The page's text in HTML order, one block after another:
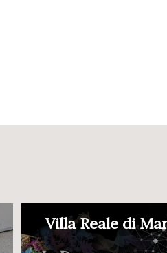
Villa Reale di